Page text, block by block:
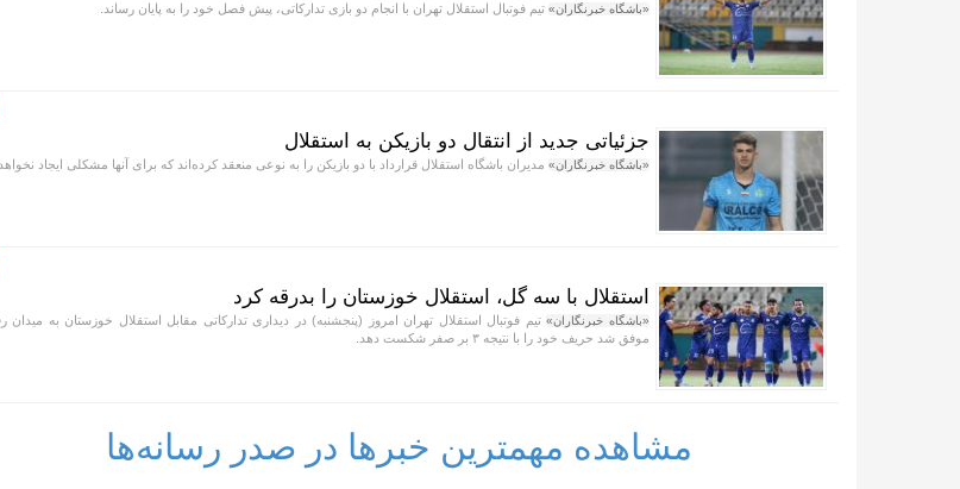
«باشگاه خبرنگاران» تیم فوتبال استقلال تهران با انجام دو بازی تدارکاتی، پیش فصل خود را به پایان رساند.
جزئیاتی جدید از انتقال دو بازیکن به استقلال
«باشگاه خبرنگاران» مدیران باشگاه استقلال قرارداد با دو بازیکن را به نوعی منعقد کرده‌اند که برای آنها مشکلی ایجاد
استقلال با سه گل، استقلال خوزستان را بدرقه کرد
«باشگاه خبرنگاران»تیم فوتبال استقلال تهران امروز (پنجشنبه) در دیداری تدارکاتی مقابل استقلال خوزستان به میدان
موفق شد حریف خود را با نتیجه ۳ بر صفر شکست دهد.
مشاهده مهمترین خبرها در صدر رسانه‌ها